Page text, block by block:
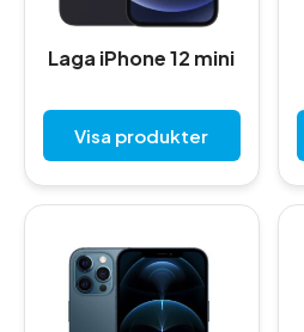
Laga iPhone 12 mini
Visa produkter